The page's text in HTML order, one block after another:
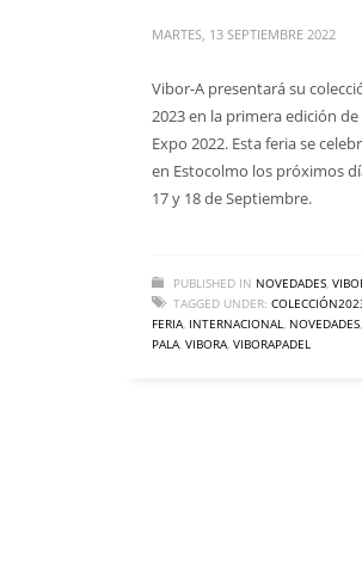
MARTES, 13 SEPTIEMBRE 2022
Vibor-A presentará su
2023 en la primera edición de
Expo 2022. Esta feria se
en Estocolmo los próximos
17 y 18 de Septiembre.
PUBLISHED IN NOVEDADES
TAGGED UNDER:
FERIA INTERNACIONAL NOVEDADES
PALA VIBORA VIBORAPADEL